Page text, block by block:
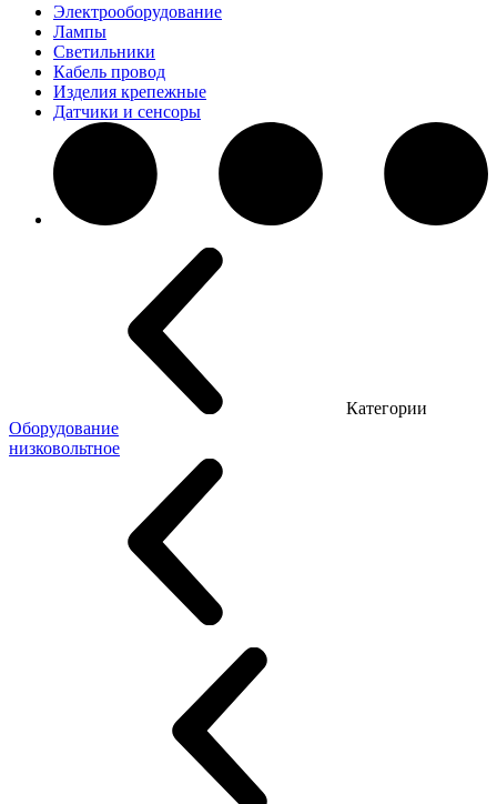
Электрооборудование
Лампы
Светильники
Кабель провод
Изделия крепежные
Датчики и сенсоры
Категории
Оборудование
низковольтное